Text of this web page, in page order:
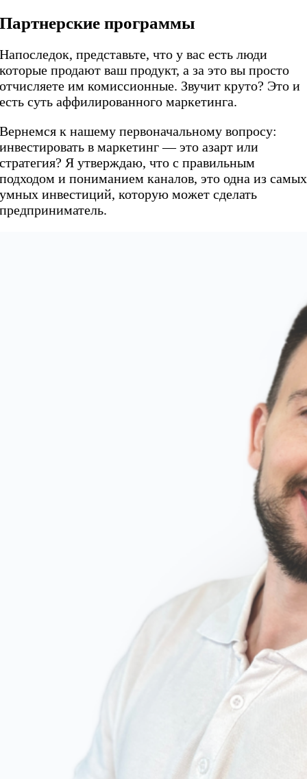
Партнерские программы
Напоследок, представьте, что у вас есть люди
которые продают ваш продукт, а за это вы просто
отчисляете им комиссионные. Звучит круто? Это и
есть суть аффилированного маркетинга.
Вернемся к нашему первоначальному вопросу:
инвестировать в маркетинг — это азарт или
стратегия? Я утверждаю, что с правильным
подходом и пониманием каналов, это одна из самых
умных инвестиций, которую может сделать
предприниматель.